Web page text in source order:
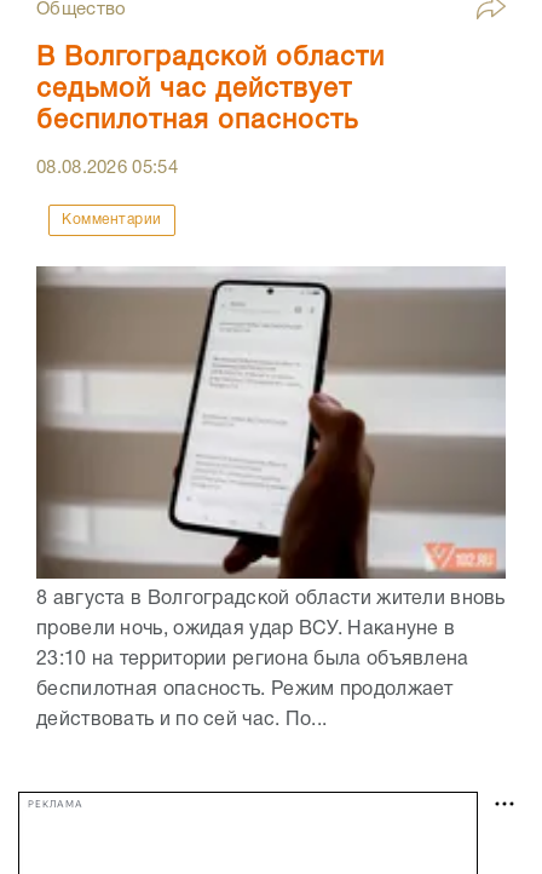
Общество
В Волгоградской области
седьмой час действует
беспилотная опасность
08.08.202605:54
Комментарии
8 августа в Волгоградской области жители вновь
провели ночь, ожидая удар ВСУ. Накануне в
23:10 на территории региона была объявлена
беспилотная опасность. Режим продолжает
действовать и по сей час. По...
РЕКЛАМА